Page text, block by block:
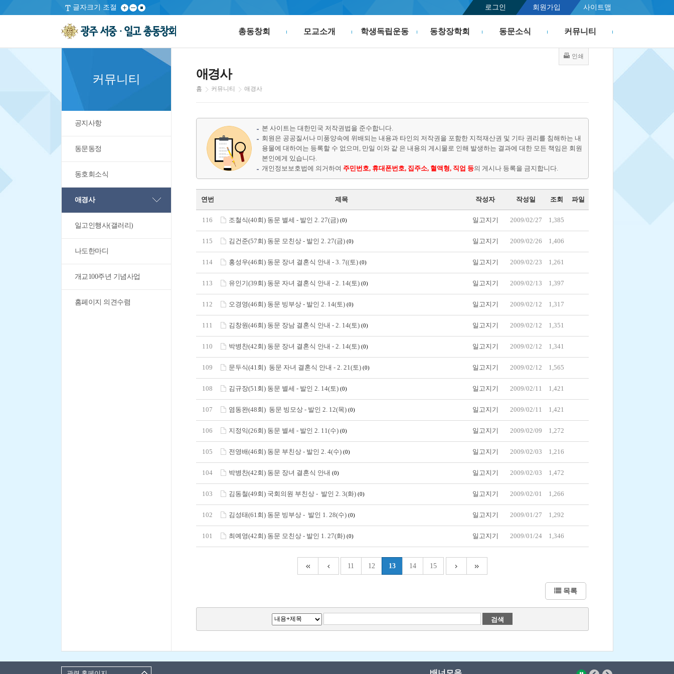
글자크기 조절 로그인 회원가입 사이트맵
총동창회 모교소개 학생독립운동 동창장학회 동문소식 커뮤니티
커뮤니티
공지사항
동문동정
동호회소식
애경사
일고인행사(갤러리)
나도한마디
개교100주년 기념사업
홈페이지 의견수렴
애경사
홈 커뮤니티 애경사
인쇄
본 사이트는 대한민국 저작권법을 준수합니다.
회원은 공공질서나 미풍양속에 위배되는 내용과 타인의 저작권을 포함한 지적재산권 및 기타 권리를 침해하는 내
용물에 대하여는 등록할 수 없으며, 만일 이와 같 은 내용의 게시물로 인해 발생하는 결과에 대한 모든 책임은 회원
본인에게 있습니다.
개인정보보호법에 의거하여 주민번호, 휴대폰번호, 집주소, 혈액형, 직업 등의 게시나 등록을 금지합니다.
연번 제목 작성자 작성일 조회 파일
116 조철식(40회) 동문 별세 - 발인 2. 27(금) (0) 일고지기 2009/02/27 1,385
115 김건준(57회) 동문 모친상 - 발인 2. 27(금) (0) 일고지기 2009/02/26 1,406
114 홍성우(46회) 동문 장녀 결혼식 안내 - 3. 7((토) (0) 일고지기 2009/02/23 1,261
113 유인기(39회) 동문 자녀 결혼식 안내 - 2. 14(토) (0) 일고지기 2009/02/13 1,397
112 오경영(46회) 동문 빙부상 - 발인 2. 14(토) (0) 일고지기 2009/02/12 1,317
111 김창원(46회) 동문 장남 결혼식 안내 - 2. 14(토) (0) 일고지기 2009/02/12 1,351
110 박병찬(42회) 동문 장녀 결혼식 안내 - 2. 14(토) (0) 일고지기 2009/02/12 1,341
109 문두식(41회) 동문 자녀 결혼식 안내 - 2. 21(토) (0) 일고지기 2009/02/12 1,565
108 김규장(51회) 동문 별세 - 발인 2. 14(토) (0) 일고지기 2009/02/11 1,421
107 염동완(48회) 동문 빙모상 - 발인 2. 12(목) (0) 일고지기 2009/02/11 1,421
106 지정익(26회) 동문 별세 - 발인 2. 11(수) (0) 일고지기 2009/02/09 1,272
105 전영배(46회) 동문 부친상 - 발인 2. 4(수) (0) 일고지기 2009/02/03 1,216
104 박병찬(42회) 동문 장녀 결혼식 안내 (0) 일고지기 2009/02/03 1,472
103 김동철(49회) 국회의원 부친상 - 발인 2. 3(화) (0) 일고지기 2009/02/01 1,266
102 김성태(61회) 동문 빙부상 - 발인 1. 28(수) (0) 일고지기 2009/01/27 1,292
101 최예영(42회) 동문 모친상 - 발인 1. 27(화) (0) 일고지기 2009/01/24 1,346
11 12 13 14 15
목록